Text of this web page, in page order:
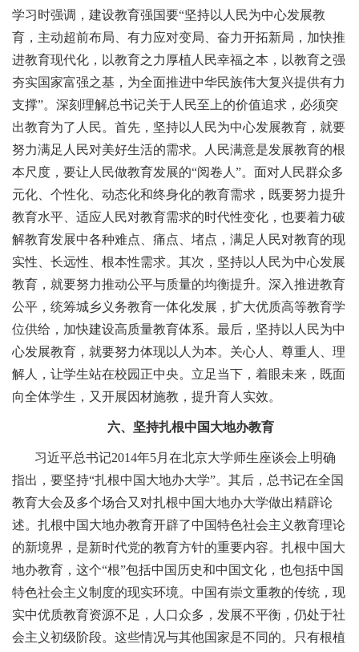
学习时强调，建设教育强国要“坚持以人民为中心发展教
育，主动超前布局、有力应对变局、奋力开拓新局，加快推
进教育现代化，以教育之力厚植人民幸福之本，以教育之强
夯实国家富强之基，为全面推进中华民族伟大复兴提供有力
支撑”。深刻理解总书记关于人民至上的价值追求，必须突
出教育为了人民。首先，坚持以人民为中心发展教育，就要
努力满足人民对美好生活的需求。人民满意是发展教育的根
本尺度，要让人民做教育发展的“阅卷人”。面对人民群众多
元化、个性化、动态化和终身化的教育需求，既要努力提升
教育水平、适应人民对教育需求的时代性变化，也要着力破
解教育发展中各种难点、痛点、堵点，满足人民对教育的现
实性、长远性、根本性需求。其次，坚持以人民为中心发展
教育，就要努力推动公平与质量的均衡提升。深入推进教育
公平，统筹城乡义务教育一体化发展，扩大优质高等教育学
位供给，加快建设高质量教育体系。最后，坚持以人民为中
心发展教育，就要努力体现以人为本。关心人、尊重人、理
解人，让学生站在校园正中央。立足当下，着眼未来，既面
向全体学生，又开展因材施教，提升育人实效。
六、坚持扎根中国大地办教育
习近平总书记2014年5月在北京大学师生座谈会上明确
指出，要坚持“扎根中国大地办大学”。其后，总书记在全国
教育大会及多个场合又对扎根中国大地办大学做出精辟论
述。扎根中国大地办教育开辟了中国特色社会主义教育理论
的新境界，是新时代党的教育方针的重要内容。扎根中国大
地办教育，这个“根”包括中国历史和中国文化，也包括中国
特色社会主义制度的现实环境。中国有崇文重教的传统，现
实中优质教育资源不足，人口众多，发展不平衡，仍处于社
会主义初级阶段。这些情况与其他国家是不同的。只有根植